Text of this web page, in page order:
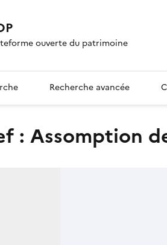
ouverte du patrimoine
Recherche avancée
: Assomption